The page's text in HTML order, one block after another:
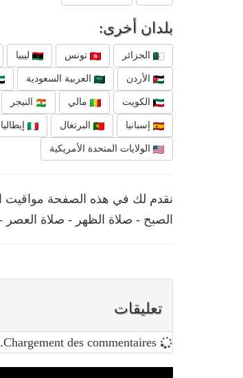
بلدان أخرى:
الجزائر تونس ليبيا
الأردن العربية السعودية
الكويت مالي النيجر
إسبانيا البرتغال إيطاليا
الولايات المتحدة الأمريكية
نقدم لك في هذه الصفحة مواقيت
الصبح - صلاة الظهر - صلاة
تعليقات